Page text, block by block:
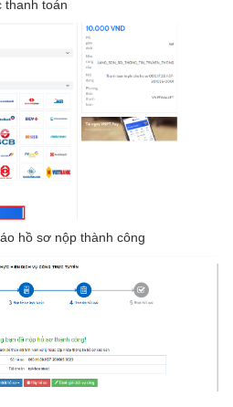
thanh toán
hồ sơ nộp thành công